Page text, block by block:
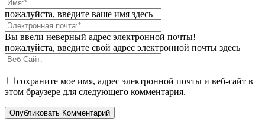
пожалуйста, введите ваше имя здесь
Вы ввели неверный адрес электронной почты!
пожалуйста, введите свой адрес электронной почты здесь
сохраните мое имя, адрес электронной почты и веб-сайт в
этом браузере для следующего комментария.